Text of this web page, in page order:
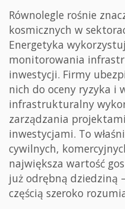
Równolegle rośnie
kosmicznych w
Energetyka
monitorowania
inwestycji. Firmy
nich do oceny ryzyka i
infrastrukturalny
zarządzania
inwestycjami. To
cywilnych,
największa wartość
już odrębną dziedziną
częścią szeroko